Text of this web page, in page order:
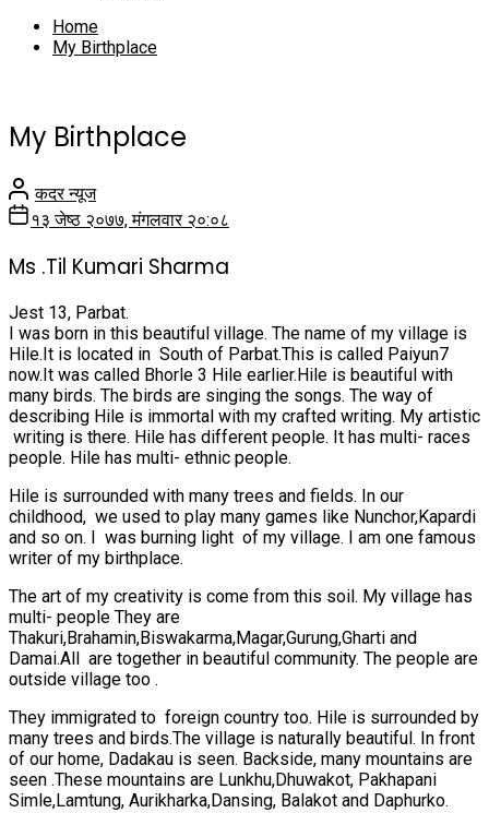
Home
My Birthplace
My Birthplace
कदर न्यूज
१३ जेष्ठ २०७७, मंगलवार २०:०८
Ms .Til Kumari Sharma
Jest 13, Parbat.
I was born in this beautiful village. The name of my village is
Hile.It is located in South of Parbat.This is called Paiyun7
now.It was called Bhorle 3 Hile earlier.Hile is beautiful with
many birds. The birds are singing the songs. The way of
describing Hile is immortal with my crafted writing. My artistic
writing is there. Hile has different people. It has multi- races
people. Hile has multi- ethnic people.
Hile is surrounded with many trees and fields. In our
childhood, we used to play many games like Nunchor,Kapardi
and so on. I was burning light of my village. I am one famous
writer of my birthplace.
The art of my creativity is come from this soil. My village has
multi- people They are
Thakuri,Brahamin,Biswakarma,Magar,Gurung,Gharti and
Damai.All are together in beautiful community. The people are
outside village too .
They immigrated to foreign country too. Hile is surrounded by
many trees and birds.The village is naturally beautiful. In front
of our home, Dadakau is seen. Backside, many mountains are
seen .These mountains are Lunkhu,Dhuwakot, Pakhapani
Simle,Lamtung, Aurikharka,Dansing, Balakot and Daphurko.